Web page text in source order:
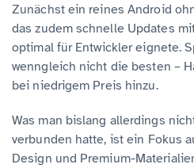
Zunächst ein reines Android
das zudem schnelle Updates
optimal für Entwickler eignete.
wenngleich nicht die besten –
bei niedrigem Preis hinzu.
Was man bislang allerdings
verbunden hatte, ist ein Fokus
Design und Premium-